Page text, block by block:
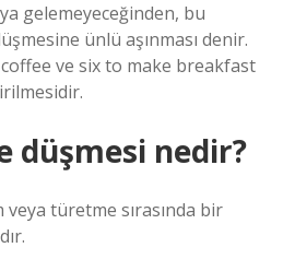
gelemeyeceğinden, bu
ünlü aşınması denir.
ve six to make breakfast
düşmesi nedir?
veya türetme sırasında bir